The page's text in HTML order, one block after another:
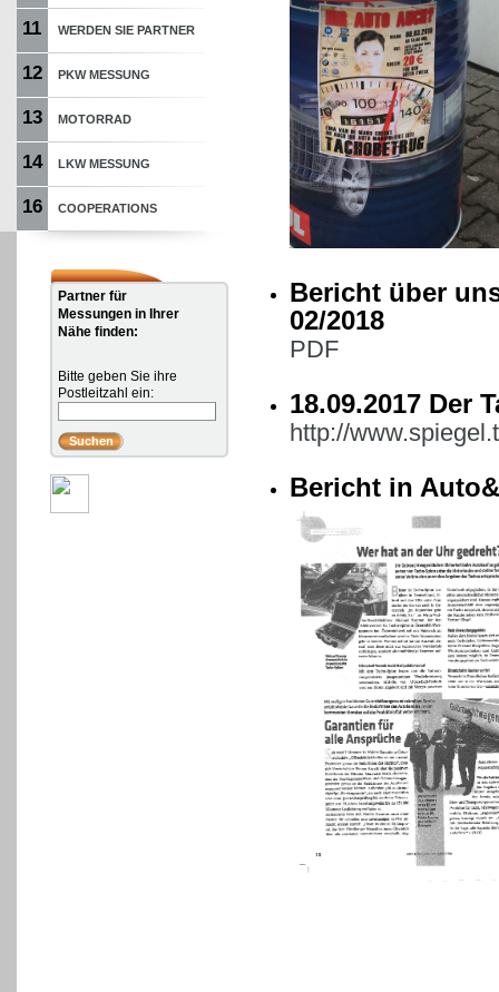
11 WERDEN SIE PARTNER
12 PKW MESSUNG
13 MOTORRAD
14 LKW MESSUNG
16 COOPERATIONS
Partner für
Messungen in Ihrer
Nähe finden:
Bitte geben Sie ihre
Postleitzahl ein:
Bericht über
02/2018
PDF
18.09.2017 Der
http://
Bericht in